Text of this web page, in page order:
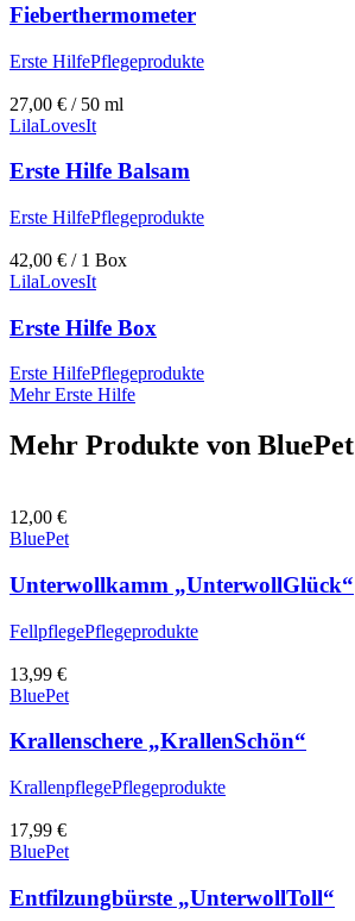
Fieberthermometer
Erste HilfePflegeprodukte
27,00 € / 50 ml
LilaLovesIt
Erste Hilfe Balsam
Erste HilfePflegeprodukte
42,00 € / 1 Box
LilaLovesIt
Erste Hilfe Box
Erste HilfePflegeprodukte
Mehr Erste Hilfe
Mehr Produkte von BluePet
12,00 €
BluePet
Unterwollkamm „UnterwollGlück“
FellpflegePflegeprodukte
13,99 €
BluePet
Krallenschere „KrallenSchön“
KrallenpflegePflegeprodukte
17,99 €
BluePet
Entfilzungbürste „UnterwollToll“